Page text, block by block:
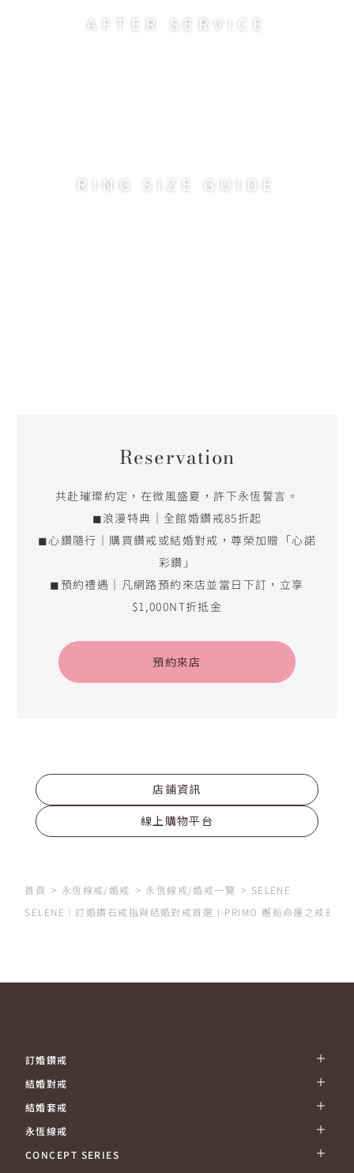
AFTER SERVICE
RING SIZE GUIDE
Reservation
共赴璀璨約定，在微風盛夏，許下永恆誓言。
◼浪漫特典｜全館婚鑽戒85折起
◼心鑽隨行｜購買鑽戒或結婚對戒，尊榮加贈「心諾
彩鑽」
◼預約禮遇｜凡網路預約來店並當日下訂，立享
$1,000NT折抵金
預約來店
店鋪資訊
線上購物平台
首頁 永恆線戒/婚戒 永恆線戒/婚戒一覽
SELENE
SELENE｜訂婚鑽石戒指與結婚對戒首選 I-PRIMO 邂逅命運之戒的婚
訂婚鑽戒
結婚對戒
結婚套戒
永恆線戒
CONCEPT SERIES